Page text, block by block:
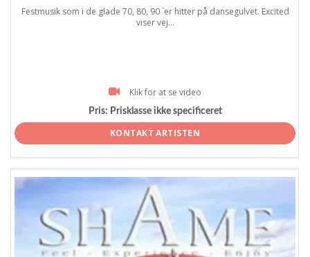
Festmusik som i de glade 70, 80, 90 ´er hitter på dansegulvet. Excited
viser vej...
Klik for at se video
Pris: Prisklasse ikke specificeret
KONTAKT ARTISTEN